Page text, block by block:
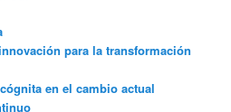
para la transformación
en el cambio actual